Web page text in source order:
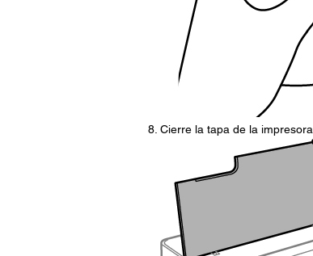
Cierre la tapa de la impresora.